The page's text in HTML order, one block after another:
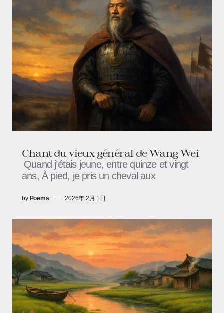
Chant du vieux général de Wang Wei
Quand j’étais jeune, entre quinze et vingt
ans, À pied, je pris un cheval aux
by Poems 2026年 2月 1日